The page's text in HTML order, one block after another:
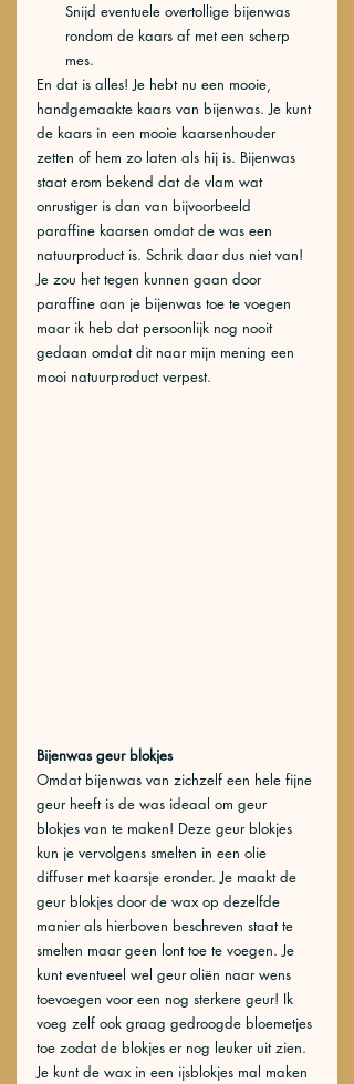
Snijd eventuele overtollige bijenwas
rondom de kaars af met een scherp
mes.
En dat is alles! Je hebt nu een mooie,
handgemaakte kaars van bijenwas. Je kunt
de kaars in een mooie kaarsenhouder
zetten of hem zo laten als hij is. Bijenwas
staat erom bekend dat de vlam wat
onrustiger is dan van bijvoorbeeld
paraffine kaarsen omdat de was een
natuurproduct is. Schrik daar dus niet van!
Je zou het tegen kunnen gaan door
paraffine aan je bijenwas toe te voegen
maar ik heb dat persoonlijk nog nooit
gedaan omdat dit naar mijn mening een
mooi natuurproduct verpest.
Bijenwas geur blokjes
Omdat bijenwas van zichzelf een hele fijne
geur heeft is de was ideaal om geur
blokjes van te maken! Deze geur blokjes
kun je vervolgens smelten in een olie
diffuser met kaarsje eronder. Je maakt de
geur blokjes door de wax op dezelfde
manier als hierboven beschreven staat te
smelten maar geen lont toe te voegen. Je
kunt eventueel wel geur oliën naar wens
toevoegen voor een nog sterkere geur! Ik
voeg zelf ook graag gedroogde bloemetjes
toe zodat de blokjes er nog leuker uit zien.
Je kunt de wax in een ijsblokjes mal maken